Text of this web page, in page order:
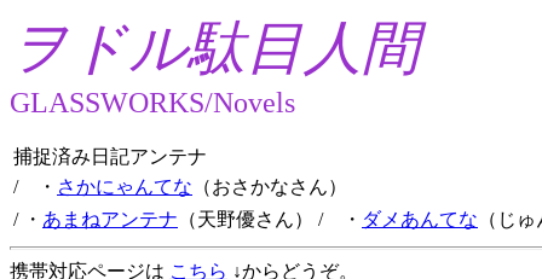
ヲドル駄目人間
GLASSWORKS/Novels
捕捉済み日記アンテナ
/ ・ さかにゃんてな （おさかなさん）
/ ・ あまねアンテナ （天野優さん） / ・ ダメあんてな （じ
携帯対応ページは こちら ↓からどうぞ。